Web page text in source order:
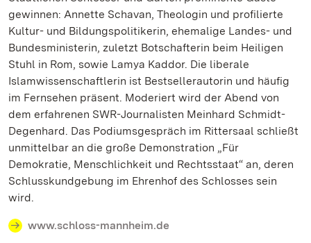
gewinnen: Annette Schavan, Theologin und profilierte
Kultur- und Bildungspolitikerin, ehemalige Landes- und
Bundesministerin, zuletzt Botschafterin beim Heiligen
Stuhl in Rom, sowie Lamya Kaddor. Die liberale
Islamwissenschaftlerin ist Bestsellerautorin und häufig
im Fernsehen präsent. Moderiert wird der Abend von
dem erfahrenen SWR-Journalisten Meinhard Schmidt-
Degenhard. Das Podiumsgespräch im Rittersaal schließt
unmittelbar an die große Demonstration „Für
Demokratie, Menschlichkeit und Rechtsstaat“ an, deren
Schlusskundgebung im Ehrenhof des Schlosses sein
wird.
www.schloss-mannheim.de